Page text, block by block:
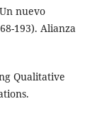
nuevo
193). Alianza
Qualitative